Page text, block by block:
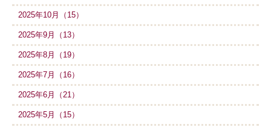
2025年10月（15）
2025年9月（13）
2025年8月（19）
2025年7月（16）
2025年6月（21）
2025年5月（15）